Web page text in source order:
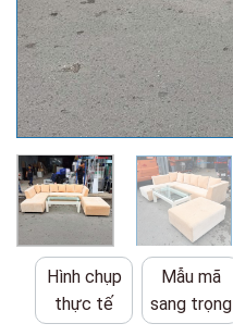
Hình chụp
thực tế
Mẫu mã
sang trọng